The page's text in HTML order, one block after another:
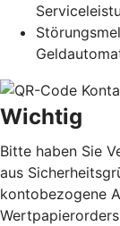
Wichtig
Bitte haben Sie
aus
kontobezogene